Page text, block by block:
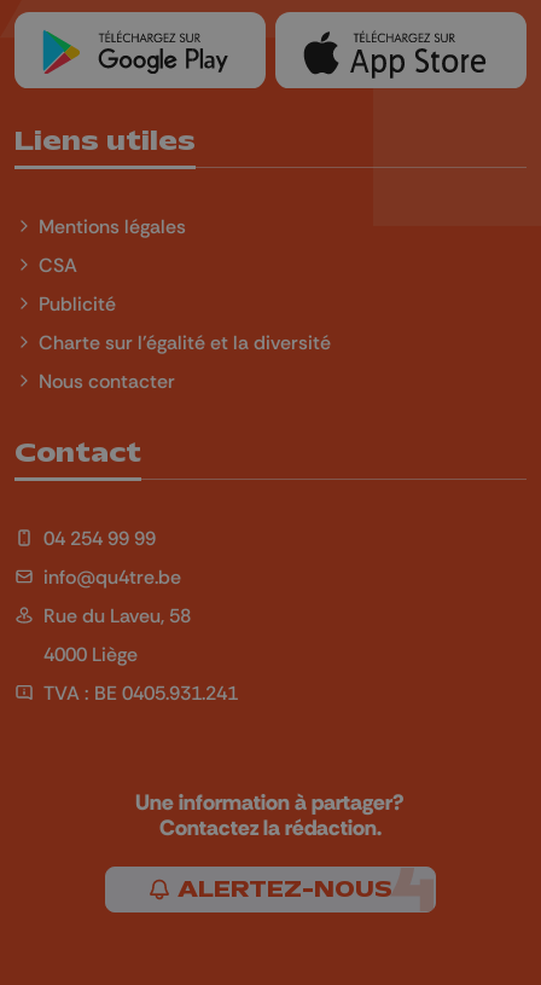
Liens utiles
Mentions légales
CSA
Publicité
Charte sur l'égalité et la diversité
Nous contacter
Contact
04 254 99 99
info@qu4tre.be
Rue du Laveu, 58
4000 Liège
TVA : BE 0405.931.241
Une information à partager?
Contactez la rédaction.
ALERTEZ-NOUS